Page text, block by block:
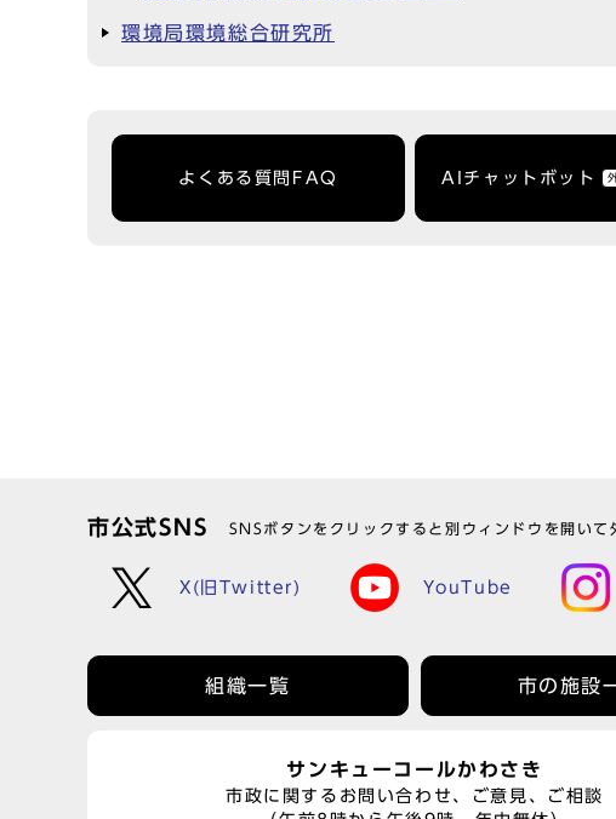
環境局環境総合研究所
よくある質問FAQ AIチャットボット
市公式SNS SNSボタンをクリックすると別ウィンドウを開いて
X(旧Twitter) YouTube
組織一覧 市の施設
サンキューコールかわさき
市政に関するお問い合わせ、ご意見、ご相談